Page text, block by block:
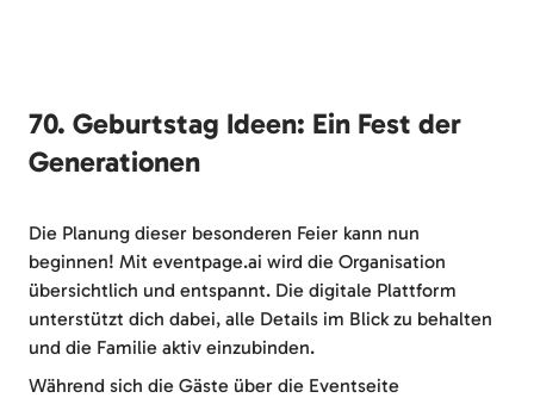
70. Geburtstag Ideen: Ein Fest der
Generationen
Die Planung dieser besonderen Feier kann nun
beginnen! Mit eventpage.ai wird die Organisation
übersichtlich und entspannt. Die digitale Plattform
unterstützt dich dabei, alle Details im Blick zu behalten
und die Familie aktiv einzubinden.
Während sich die Gäste über die Eventseite